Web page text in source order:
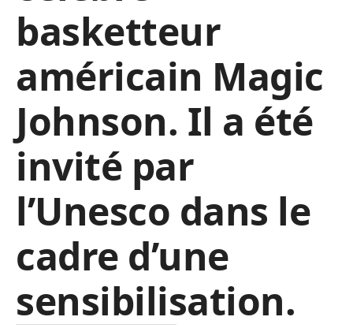
basketteur
américain Magic
Johnson. Il a été
invité par
l’Unesco dans le
cadre d’une
sensibilisation.